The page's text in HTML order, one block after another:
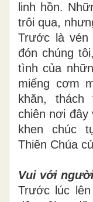
linh hồn.
trôi qua,
Trước là
đón chúng
tình của
miếng cơm
khăn,
chiên nơi đây
khen chúc
Thiên Chúa
Vui với
Trước lúc